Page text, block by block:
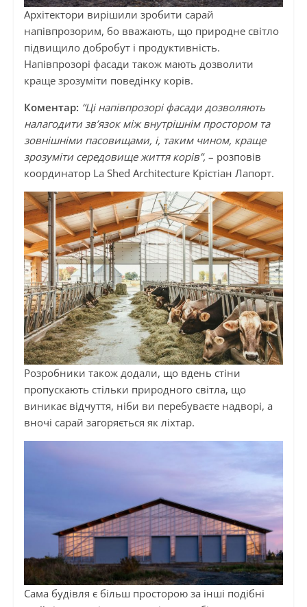
Архітектори вирішили зробити сарай
напівпрозорим, бо вважають, що природне світло
підвищило добробут і продуктивність.
Напівпрозорі фасади також мають дозволити
краще зрозуміти поведінку корів.
Коментар: “Ці напівпрозорі фасади дозволяють
налагодити зв’язок між внутрішнім простором та
зовнішніми пасовищами, і, таким чином, краще
зрозуміти середовище життя корів”, – розповів
координатор La Shed Architecture Крістіан Лапорт.
Розробники також додали, що вдень стіни
пропускають стільки природного світла, що
виникає відчуття, ніби ви перебуваєте надворі, а
вночі сарай загоряється як ліхтар.
Сама будівля є більш просторою за інші подібні